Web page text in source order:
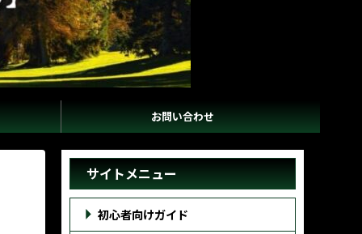
お問い合わせ
サイトメニュー
初心者向けガイド